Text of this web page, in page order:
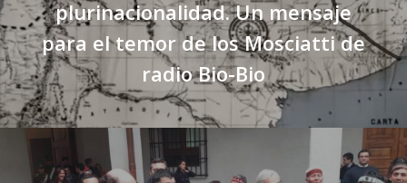
plurinacionalidad. Un mensaje
para el temor de los Mosciatti de
radio Bio-Bio